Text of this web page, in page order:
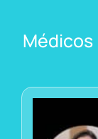
Médicos